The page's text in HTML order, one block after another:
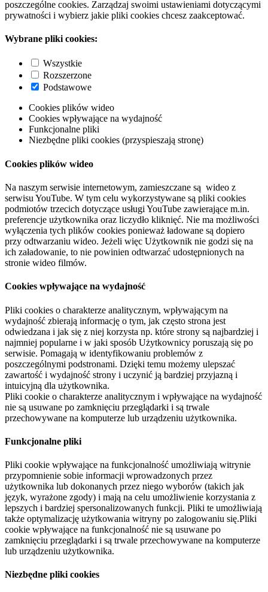
poszczególne cookies. Zarządzaj swoimi ustawieniami dotyczącymi
prywatności i wybierz jakie pliki cookies chcesz zaakceptować.
Wybrane pliki cookies:
Wszystkie
Rozszerzone
Podstawowe
Cookies plików wideo
Cookies wpływające na wydajność
Funkcjonalne pliki
Niezbędne pliki cookies (przyspieszają stronę)
Cookies plików wideo
Na naszym serwisie internetowym, zamieszczane są wideo z
serwisu YouTube. W tym celu wykorzystywane są pliki cookies
podmiotów trzecich dotyczące usługi YouTube zawierające m.in.
preferencje użytkownika oraz liczydło kliknięć. Nie ma możliwości
wyłączenia tych plików cookies ponieważ ładowane są dopiero
przy odtwarzaniu wideo. Jeżeli więc Użytkownik nie godzi się na
ich załadowanie, to nie powinien odtwarzać udostępnionych na
stronie wideo filmów.
Cookies wpływające na wydajność
Pliki cookies o charakterze analitycznym, wpływającym na
wydajność zbierają informację o tym, jak często strona jest
odwiedzana i jak się z niej korzysta np. które strony są najbardziej i
najmniej popularne i w jaki sposób Użytkownicy poruszają się po
serwisie. Pomagają w identyfikowaniu problemów z
poszczególnymi podstronami. Dzięki temu możemy ulepszać
zawartość i wydajność strony i uczynić ją bardziej przyjazną i
intuicyjną dla użytkownika.
Pliki cookie o charakterze analitycznym i wpływające na wydajność
nie są usuwane po zamknięciu przeglądarki i są trwale
przechowywane na komputerze lub urządzeniu użytkownika.
Funkcjonalne pliki
Pliki cookie wpływające na funkcjonalność umożliwiają witrynie
przypomnienie sobie informacji wprowadzonych przez
użytkownika lub dokonanych przez niego wyborów (takich jak
język, wyrażone zgody) i mają na celu umożliwienie korzystania z
lepszych i bardziej spersonalizowanych funkcji. Pliki te umożliwiają
także optymalizację użytkowania witryny po zalogowaniu się.Pliki
cookie wpływające na funkcjonalność nie są usuwane po
zamknięciu przeglądarki i są trwale przechowywane na komputerze
lub urządzeniu użytkownika.
Niezbędne pliki cookies